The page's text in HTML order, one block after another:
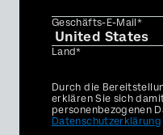
Geschäfts-E-Mail*
Land*
Privacy
Optin
Durch die
erklären Sie sich
personenbezogenen
Datenschutzerklärung